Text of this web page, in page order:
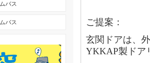
ご提案：
玄関ドアは、
YKKAP製ドア
バス
バス